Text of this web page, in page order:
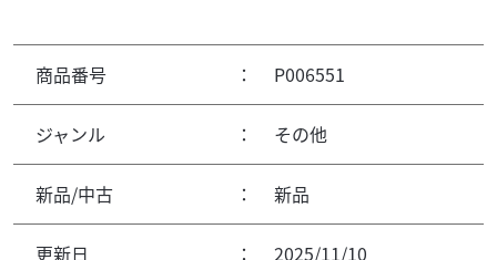
商品番号 ： P006551
ジャンル ： その他
新品/中古 ： 新品
更新日 ： 2025/11/10